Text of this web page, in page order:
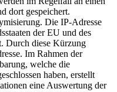
dort gespeichert.
Die IP-Adresse
der EU und des
Durch diese Kürzung
Im Rahmen der
welche die
haben, erstellt
eine Auswertung der